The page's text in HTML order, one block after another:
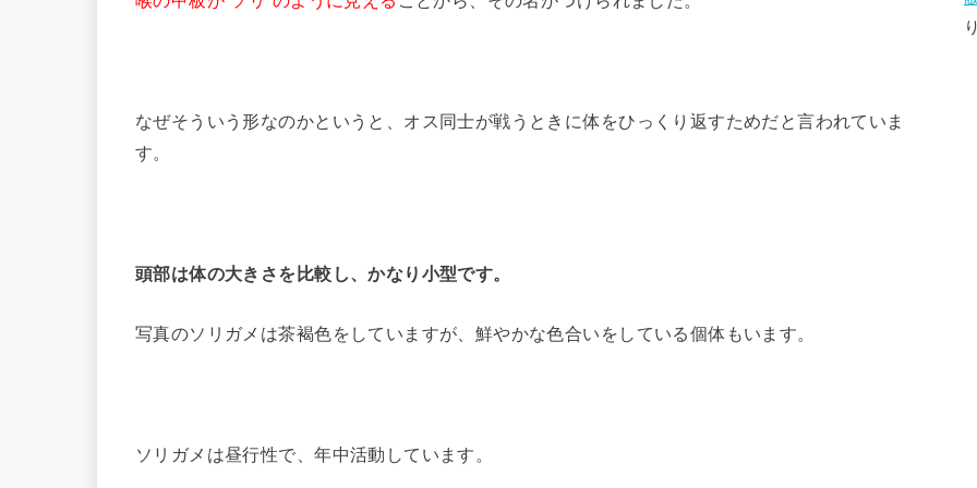
なぜそういう形なのかというと、オス同士が戦うときに体をひっくり返すためだと言われていま
す。
頭部は体の大きさを比較し、かなり小型です。
写真のソリガメは茶褐色をしていますが、鮮やかな色合いをしている個体もいます。
ソリガメは昼行性で、年中活動しています。